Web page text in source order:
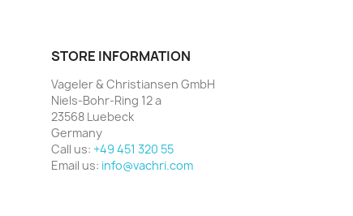
STORE INFORMATION
Vageler & Christiansen GmbH
Niels-Bohr-Ring 12 a
23568 Luebeck
Germany
Call us: +49 451 320 55
Email us: info@vachri.com